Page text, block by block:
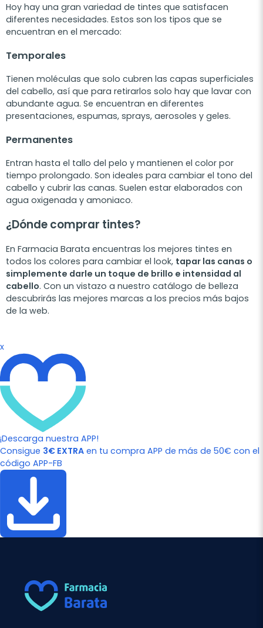
Hoy hay una gran variedad de tintes que satisfacen
diferentes necesidades. Estos son los tipos que se
encuentran en el mercado:
Temporales
Tienen moléculas que solo cubren las capas superficiales
del cabello, así que para retirarlos solo hay que lavar con
abundante agua. Se encuentran en diferentes
presentaciones, espumas, sprays, aerosoles y geles.
Permanentes
Entran hasta el tallo del pelo y mantienen el color por
tiempo prolongado. Son ideales para cambiar el tono del
cabello y cubrir las canas. Suelen estar elaborados con
agua oxigenada y amoniaco.
¿Dónde comprar tintes?
En Farmacia Barata encuentras los mejores tintes en
todos los colores para cambiar el look, tapar las canas o
simplemente darle un toque de brillo e intensidad al
cabello. Con un vistazo a nuestro catálogo de belleza
descubrirás las mejores marcas a los precios más bajos
de la web.
x
¡Descarga nuestra APP!
Consigue 3€ EXTRA en tu compra APP de más de 50€ con el
código APP-FB